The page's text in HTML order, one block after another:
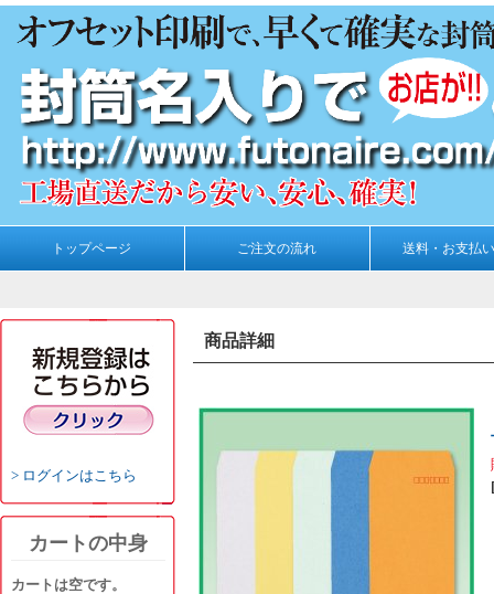
トップページ ご注文の流れ 送料・お支払
ログインはこちら
カートの中身
カートは空です。
商品詳細